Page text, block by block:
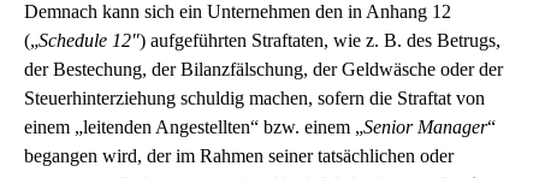
Demnach kann sich ein Unternehmen den in Anhang 12
(„Schedule 12″) aufgeführten Straftaten, wie z. B. des Betrugs,
der Bestechung, der Bilanzfälschung, der Geldwäsche oder der
Steuerhinterziehung schuldig machen, sofern die Straftat von
einem „leitenden Angestellten“ bzw. einem „Senior Manager“
begangen wird, der im Rahmen seiner tatsächlichen oder